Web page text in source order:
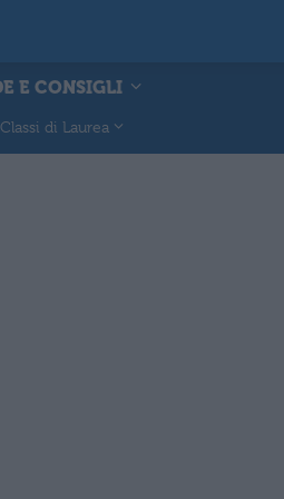
E CONSIGLI
Classi di Laurea